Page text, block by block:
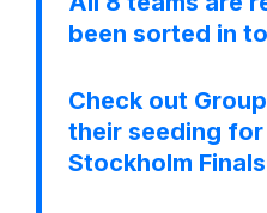
been sorted in
Check out
their seeding
Stockholm